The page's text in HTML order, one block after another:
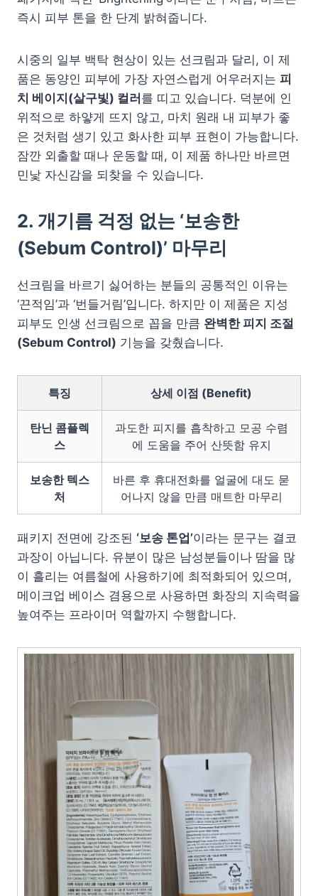
즉시 피부 톤을 한 단계 밝혀줍니다.
시중의 일부 백탁 현상이 있는 선크림과 달리, 이 제
품은 동양인 피부에 가장 자연스럽게 어우러지는 피
치 베이지(살구빛) 컬러 를 띠고 있습니다. 덕분에 인
위적으로 하얗게 뜨지 않고, 마치 원래 내 피부가 좋
은 것처럼 생기 있고 화사한 피부 표현이 가능합니다.
잠깐 외출할 때나 운동할 때, 이 제품 하나만 바르면
민낯 자신감을 되찾을 수 있습니다.
2. 개기름 걱정 없는 ‘보송한
(Sebum Control)’ 마무리
선크림을 바르기 싫어하는 분들의 공통적인 이유는
‘끈적임’과 ‘번들거림’입니다. 하지만 이 제품은 지성
피부도 인생 선크림으로 꼽을 만큼 완벽한 피지 조절
(Sebum Control) 기능을 갖췄습니다.
특징 상세 이점 (Benefit)
탄닌 콤플렉
스
과도한 피지를 흡착하고 모공 수렴
에 도움을 주어 산뜻함 유지
보송한 텍스
처
바른 후 휴대전화를 얼굴에 대도 묻
어나지 않을 만큼 매트한 마무리
패키지 전면에 강조된 ‘보송 톤업’이라는 문구는 결코
과장이 아닙니다. 유분이 많은 남성분들이나 땀을 많
이 흘리는 여름철에 사용하기에 최적화되어 있으며,
메이크업 베이스 겸용으로 사용하면 화장의 지속력을
높여주는 프라이머 역할까지 수행합니다.